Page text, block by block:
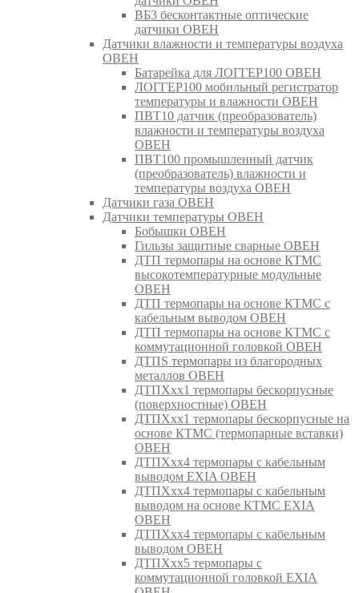
ВБ3 бесконтактные оптические
датчики ОВЕН
Датчики влажности и температуры воздуха
ОВЕН
Батарейка для ЛОГГЕР100 ОВЕН
ЛОГГЕР100 мобильный регистратор
температуры и влажности ОВЕН
ПВТ10 датчик (преобразователь)
влажности и температуры воздуха
ОВЕН
ПВТ100 промышленный датчик
(преобразователь) влажности и
температуры воздуха ОВЕН
Датчики газа ОВЕН
Датчики температуры ОВЕН
Бобышки ОВЕН
Гильзы защитные сварные ОВЕН
ДТП термопары на основе КТМС
высокотемпературные модульные
ОВЕН
ДТП термопары на основе КТМС с
кабельным выводом ОВЕН
ДТП термопары на основе КТМС с
коммутационной головкой ОВЕН
ДТПS термопары из благородных
металлов ОВЕН
ДТПХхх1 термопары бескорпусные
(поверхностные) ОВЕН
ДТПХхх1 термопары бескорпусные на
основе КТМС (термопарные вставки)
ОВЕН
ДТПХхх4 термопары с кабельным
выводом EXIA ОВЕН
ДТПХхх4 термопары с кабельным
выводом на основе КТМС EXIA
ОВЕН
ДТПХхх4 термопары с кабельным
выводом ОВЕН
ДТПХхх5 термопары с
коммутационной головкой EXIA